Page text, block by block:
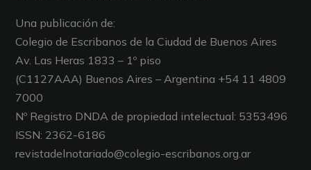
Una publicación de:
Colegio de Escribanos de la Ciudad de Buenos Aires
Av. Las Heras 1833 – 1º piso
(C1127AAA) Buenos Aires – Argentina +54 11 4809
7000
Nº Registro DNDA de propiedad intelectual: 5353496
ISSN: 2362-6186
revistadelnotariado@colegio-escribanos.org.ar